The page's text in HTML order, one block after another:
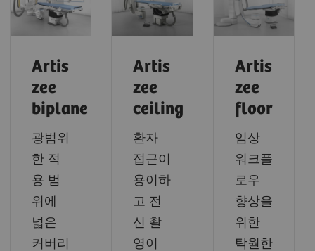
Artis
zee
biplane
광범위
한 적
용 범
위에
넓은
커버리
Artis
zee
ceiling
환자
접근이
용이하
고 전
신 촬
영이
Artis
zee
floor
임상
워크플
로우
향상을
위한
탁월한